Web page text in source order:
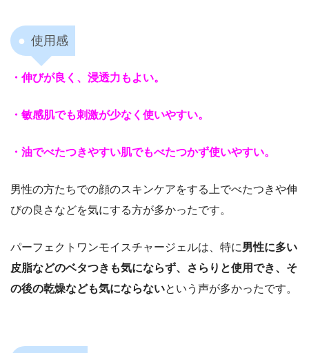
使用感
・伸びが良く、浸透力もよい。
・敏感肌でも刺激が少なく使いやすい。
・油でべたつきやすい肌でもべたつかず使いやすい。
男性の方たちでの顔のスキンケアをする上でべたつきや伸
びの良さなどを気にする方が多かったです。
パーフェクトワンモイスチャージェルは、特に男性に多い
皮脂などのベタつきも気にならず、さらりと使用でき、そ
の後の乾燥なども気にならないという声が多かったです。